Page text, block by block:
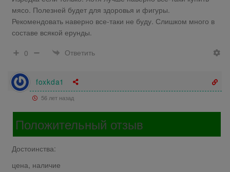
мясо. Полезней будет для здоровья и фигуры.
Рекомендовать наверно все-таки не буду. Слишком много в
составе всякой ерунды.
0
Ответить
foxkda1
56 лет назад
Положительный отзыв
Достоинства:
цена, наличие